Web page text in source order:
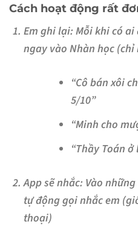
Cách hoạt động rất
Em ghi lại: Mỗi khi có
ngay vào Nhàn học
“Cô bán xôi
5/10”
“Minh cho
“Thầy Toán
App sẽ nhắc: Vào
tự động gọi nhắc em
thoại)